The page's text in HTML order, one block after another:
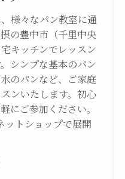
様々なパン教室に通
の豊中市（千里中央
キッチンでレッスン
シンプな基本のパン
のパンなど、ご家庭
ンいたします。初心
にご参加ください。
ットショップで展開